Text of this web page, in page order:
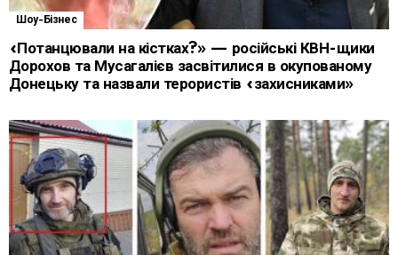
Шоу-Бізнес
«Потанцювали на кістках?» — російські КВН-щики
Дорохов та Мусагалієв засвітилися в окупованому
Донецьку та назвали терористів «захисниками»